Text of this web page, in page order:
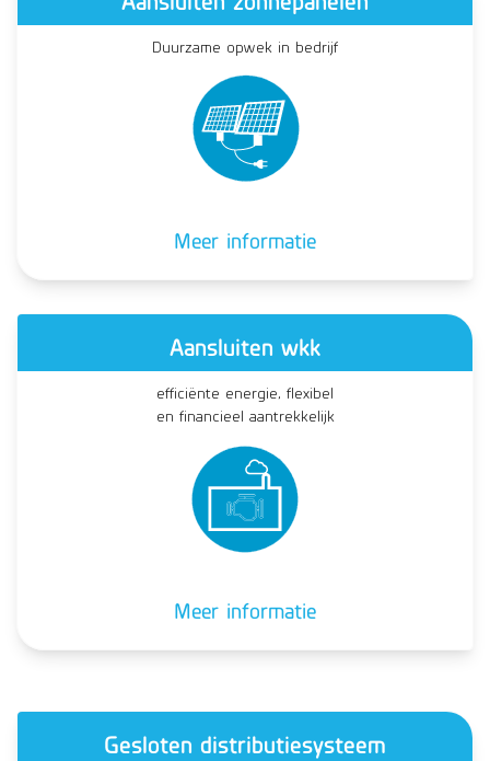
Duurzame opwek in bedrijf
Meer informatie
Aansluiten wkk
efficiënte energie, flexibel
en financieel aantrekkelijk
Meer informatie
Gesloten distributiesysteem